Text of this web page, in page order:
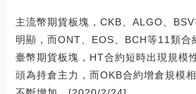
主流幣期貨板塊，CKB、ALGO、
明顯，而ONT、EOS、BCH等11類合
臺幣期貨板塊，HT合約短時出現規模
頭為持倉主力，而OKB合約增倉規模